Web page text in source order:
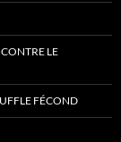
LE
FÉCOND